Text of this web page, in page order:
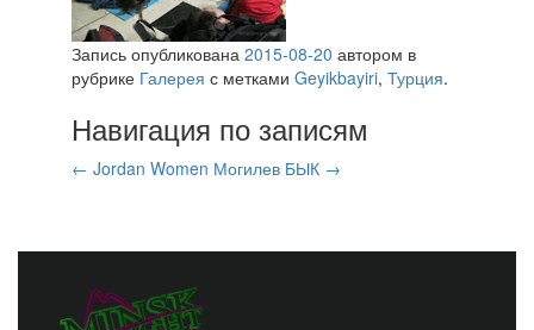
Запись опубликована 2015-08-20 автором в
рубрике Галерея с метками Geyikbayiri, Турция.
Навигация по записям
← Jordan Women Могилев БЫК →